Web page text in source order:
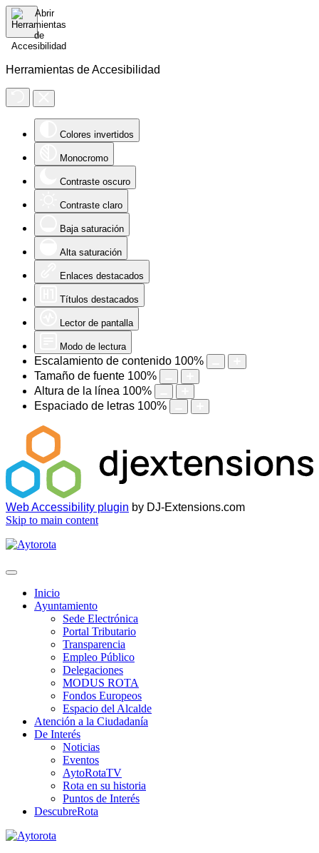
Herramientas de Accesibilidad
Colores invertidos
Monocromo
Contraste oscuro
Contraste claro
Baja saturación
Alta saturación
Enlaces destacados
Títulos destacados
Lector de pantalla
Modo de lectura
Escalamiento de contenido 100%
Tamaño de fuente 100%
Altura de la línea 100%
Espaciado de letras 100%
Web Accessibility plugin by DJ-Extensions.com
Skip to main content
Inicio
Ayuntamiento
Sede Electrónica
Portal Tributario
Transparencia
Empleo Público
Delegaciones
MODUS ROTA
Fondos Europeos
Espacio del Alcalde
Atención a la Ciudadanía
De Interés
Noticias
Eventos
AytoRotaTV
Rota en su historia
Puntos de Interés
DescubreRota